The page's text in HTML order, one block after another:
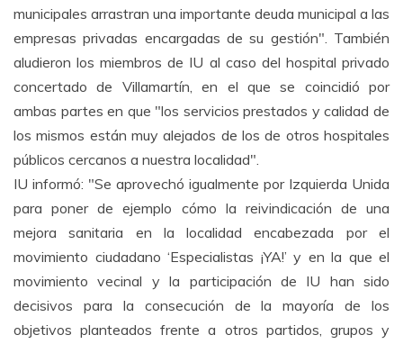
municipales arrastran una importante deuda municipal a las
empresas privadas encargadas de su gestión". También
aludieron los miembros de IU al caso del hospital privado
concertado de Villamartín, en el que se coincidió por
ambas partes en que "los servicios prestados y calidad de
los mismos están muy alejados de los de otros hospitales
públicos cercanos a nuestra localidad".
IU informó: "Se aprovechó igualmente por Izquierda Unida
para poner de ejemplo cómo la reivindicación de una
mejora sanitaria en la localidad encabezada por el
movimiento ciudadano ‘Especialistas ¡YA!’ y en la que el
movimiento vecinal y la participación de IU han sido
decisivos para la consecución de la mayoría de los
objetivos planteados frente a otros partidos, grupos y